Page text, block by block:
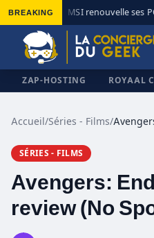
BREAKING MSI renouvelle ses
ZAP-HOSTING ROYAAL
Accueil/Séries - Films/
SÉRIES - FILMS
Avengers:
review (No